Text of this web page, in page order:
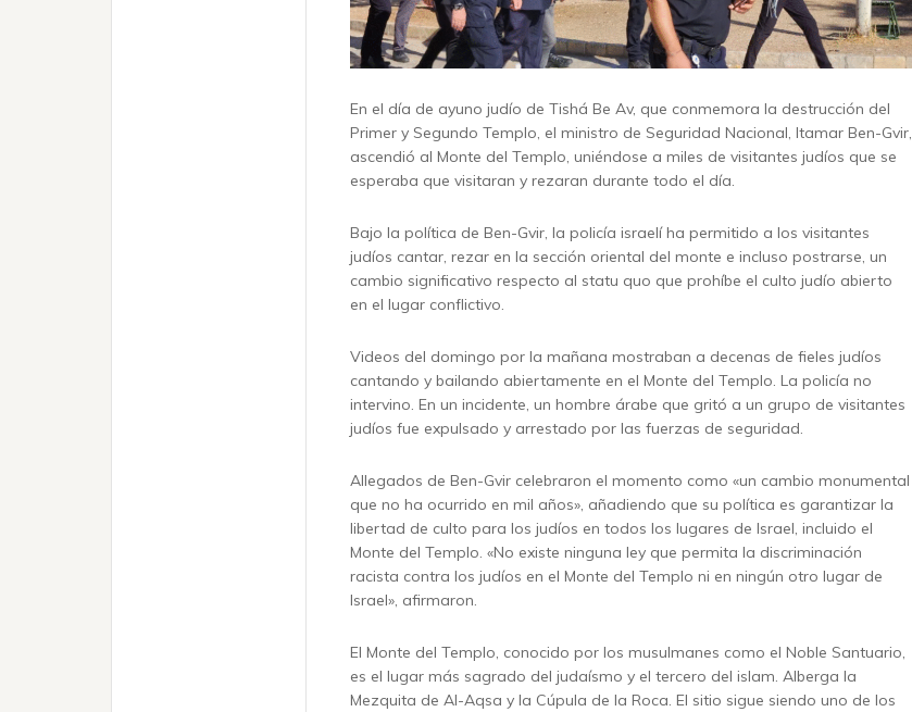
En el día de ayuno judío de Tishá Be Av, que conmemora la destrucción del
Primer y Segundo Templo, el ministro de Seguridad Nacional, Itamar Ben-Gvir,
ascendió al Monte del Templo, uniéndose a miles de visitantes judíos que se
esperaba que visitaran y rezaran durante todo el día.
Bajo la política de Ben-Gvir, la policía israelí ha permitido a los visitantes
judíos cantar, rezar en la sección oriental del monte e incluso postrarse, un
cambio significativo respecto al statu quo que prohíbe el culto judío abierto
en el lugar conflictivo.
Videos del domingo por la mañana mostraban a decenas de fieles judíos
cantando y bailando abiertamente en el Monte del Templo. La policía no
intervino. En un incidente, un hombre árabe que gritó a un grupo de visitantes
judíos fue expulsado y arrestado por las fuerzas de seguridad.
Allegados de Ben-Gvir celebraron el momento como «un cambio monumental
que no ha ocurrido en mil años», añadiendo que su política es garantizar la
libertad de culto para los judíos en todos los lugares de Israel, incluido el
Monte del Templo. «No existe ninguna ley que permita la discriminación
racista contra los judíos en el Monte del Templo ni en ningún otro lugar de
Israel», afirmaron.
El Monte del Templo, conocido por los musulmanes como el Noble Santuario,
es el lugar más sagrado del judaísmo y el tercero del islam. Alberga la
Mezquita de Al-Aqsa y la Cúpula de la Roca. El sitio sigue siendo uno de los